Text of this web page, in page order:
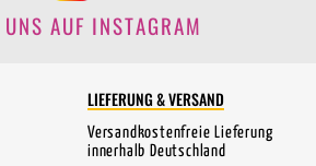
UNS AUF INSTAGRAM
LIEFERUNG & VERSAND
Versandkostenfreie Lieferung
innerhalb Deutschland